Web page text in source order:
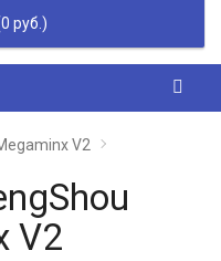
руб.)
V2
V2